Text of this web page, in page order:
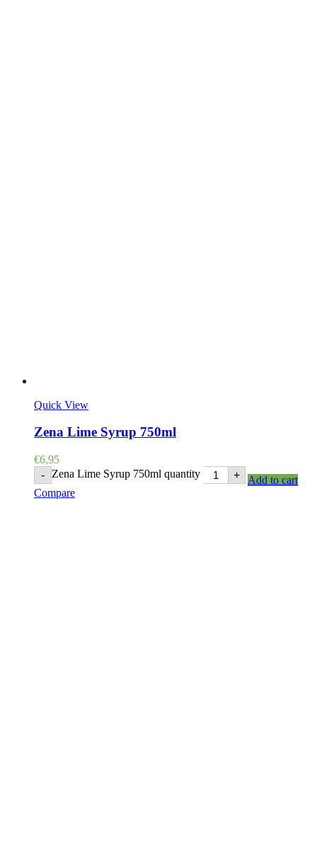
Quick View
Zena Lime Syrup 750ml
€6,95
-
Zena Lime Syrup 750ml quantity +
Add to cart
Compare